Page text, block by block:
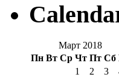
Март 2018
Пн Вт Ср Чт Пт Сб
1 2 3